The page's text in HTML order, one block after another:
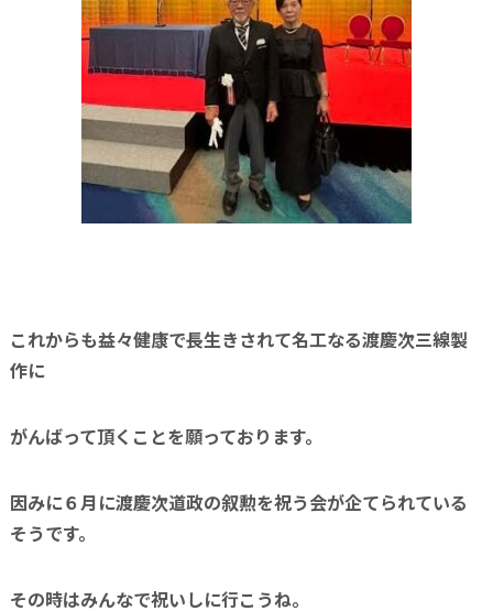
これからも益々健康で長生きされて名工なる渡慶次三線製
作に
がんばって頂くことを願っております。
因みに６月に渡慶次道政の叙勲を祝う会が企てられている
そうです。
その時はみんなで祝いしに行こうね。